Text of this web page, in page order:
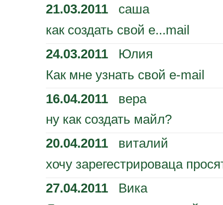
21.03.2011 саша
как создать свой е...mail
24.03.2011 Юлия
Как мне узнать свой е-mail
16.04.2011 вера
ну как создать майл?
20.04.2011 виталий
хочу зарегестрироваца
27.04.2011 Вика